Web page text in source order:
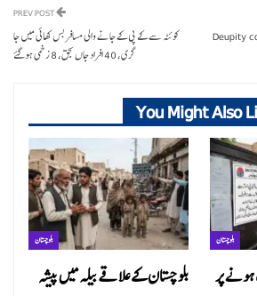
کوئٹہ سے کے پی کے جانے والی مسافر بس کھائی میں جا
گری، 40 افراد جاں بحق، 8 زخمی ہوگئے
Deupity
You Might Also
بلوچستان
بلوچستان کے علاقے بیلہ میں پیشہ
بلوچستان
ہونے پر